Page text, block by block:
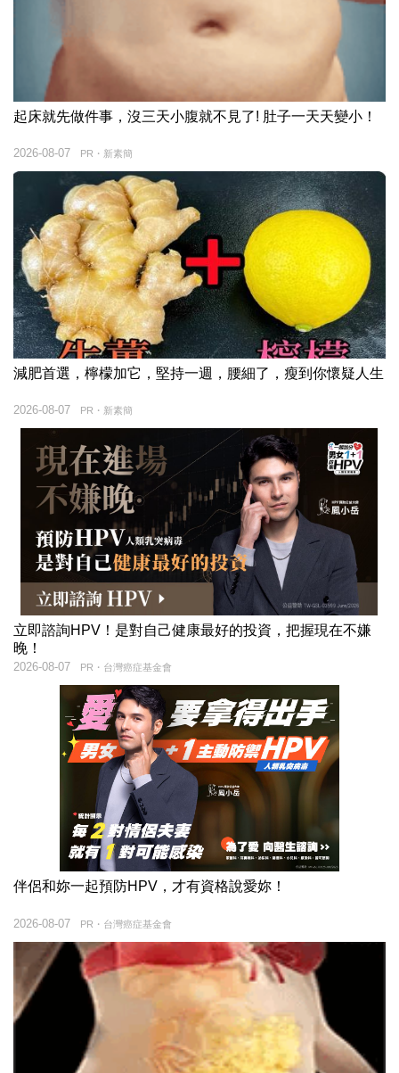
起床就先做件事，沒三天小腹就不見了! 肚子一天天變小！
PR・新素簡
2026-08-07
減肥首選，檸檬加它，堅持一週，腰細了，瘦到你懷疑人生
PR・新素簡
2026-08-07
立即諮詢HPV！是對自己健康最好的投資，把握現在不嫌
晚！
PR・台灣癌症基金會
2026-08-07
伴侶和妳一起預防HPV，才有資格說愛妳！
PR・台灣癌症基金會
2026-08-07